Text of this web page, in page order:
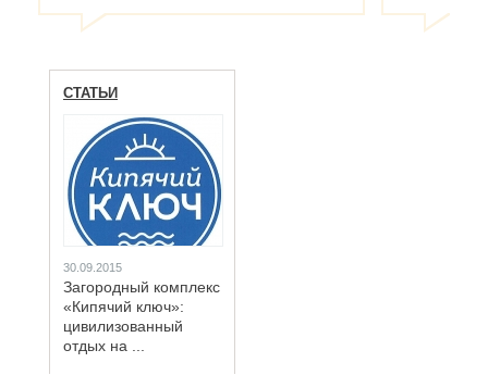
наедине с
категорий
СТАТЬИ
30.09.2015
Загородный комплекс
«Кипячий ключ»:
цивилизованный
отдых на ...